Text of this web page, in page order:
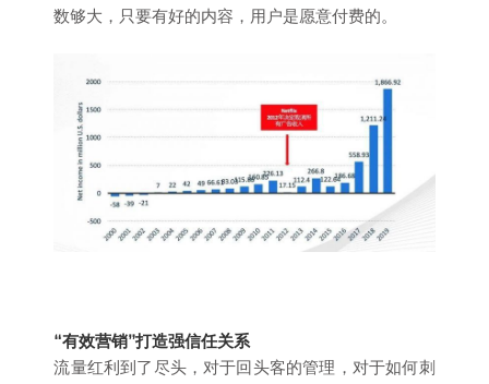
数够大，只要有好的内容，用户是愿意付费的。
“有效营销”打造强信任关系
流量红利到了尽头，对于回头客的管理，对于如何刺